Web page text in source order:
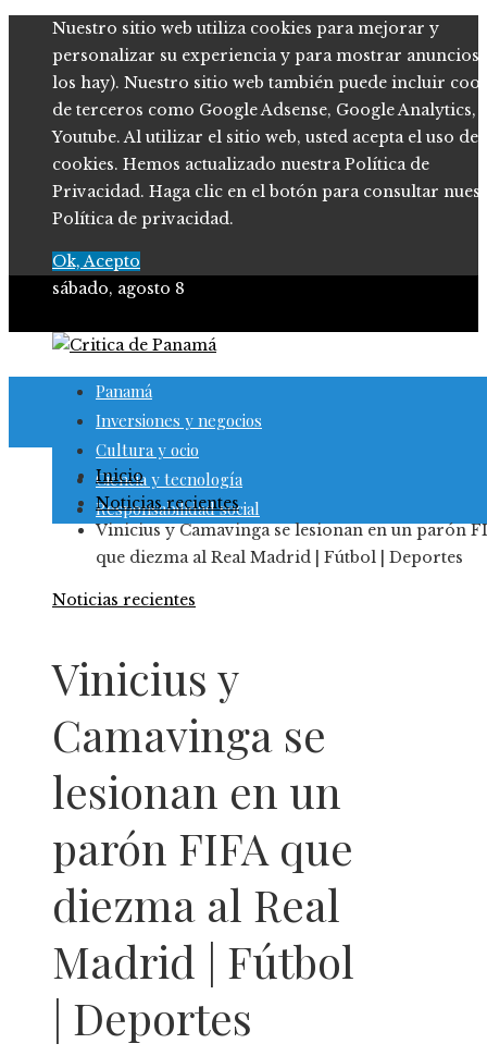
Nuestro sitio web utiliza cookies para mejorar y
personalizar su experiencia y para mostrar anuncios
los hay). Nuestro sitio web también puede incluir
de terceros como Google Adsense, Google Analytics,
Youtube. Al utilizar el sitio web, usted acepta el uso de
cookies. Hemos actualizado nuestra Política de
Privacidad. Haga clic en el botón para consultar
Política de privacidad.
Ok, Acepto
sábado, agosto 8
Panamá
Inversiones y negocios
Cultura y ocio
Ciencia y tecnología
Responsabilidad social
Inicio
Noticias recientes
Vinicius y Camavinga se lesionan en un parón
que diezma al Real Madrid | Fútbol | Deportes
Noticias recientes
Vinicius y
Camavinga se
lesionan en un
parón FIFA que
diezma al Real
Madrid | Fútbol
| Deportes